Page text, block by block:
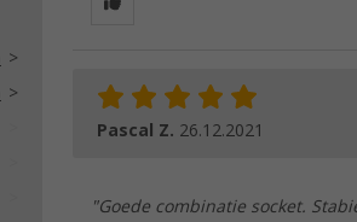
Pascal Z. 26.12.2021
"Goede combinatie socket.